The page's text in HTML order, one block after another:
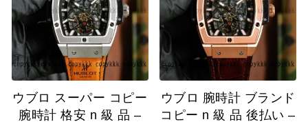
ウブロ スーパー コピー
腕時計 格安 n 級 品 –
ウブロ 腕時計 ブランド
コピー n 級 品 後払い –